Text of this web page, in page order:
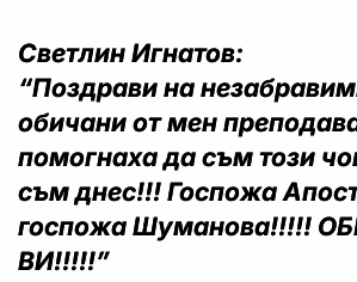
Светлин Игнатов:
“Поздрави на
обичани от мен
помогнаха да съм този
съм днес!!! Госпожа
госпожа Шуманова!!!!!
ВИ!!!!!”